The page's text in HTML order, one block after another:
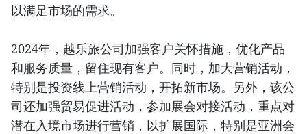
以满足市场的需求。
2024年，越乐旅公司加强客户关怀措施，优化产品
和服务质量，留住现有客户。同时，加大营销活动，
特别是投资线上营销活动，开拓新市场。另外，该公
司还加强贸易促进活动，参加展会对接活动，重点对
潜在入境市场进行营销，以扩展国际，特别是亚洲会